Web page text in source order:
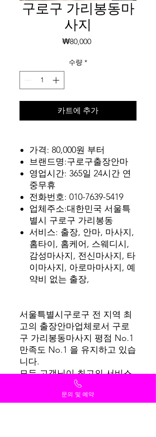
구로구 가리봉동마
사지
₩80,000가
수량 *
카트에 추가
가격: 80,000원 부터
브랜드명:구로구출장안마
영업시간: 365일 24시간 연
중무휴
전화번호: 010-7639-5419
업체주소:대한민국 서울특
별시 구로구 가리봉동
서비스: 출장, 안마, 마사지,
홈타이, 홈케어, 스웨디시,
감성마사지, 전신마사지, 타
이마사지, 아로마마사지, 예
약비 없는 출장,
서울특별시구로구 전 지역 최
고의 출장안마업체로서 구로
구 가리봉동마사지 평점 No.1
만족도 No.1 을 유지하고 있습
니다.
모든 고객님이 최고의 서비스
를 받을 수 있도록 항상 최선
을 다하겠습니다.
문의 및 예약